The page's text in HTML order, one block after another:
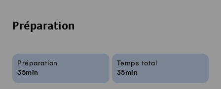
Préparation
Infos sur la recette
Préparation
35min
Temps total
35min